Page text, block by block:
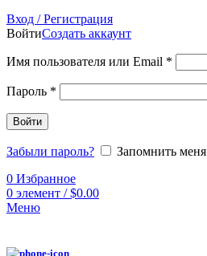
Вход / Регистрация
ВойтиСоздать аккаунт
Имя пользователя или Email *
Пароль *
Войти
Забыли пароль?
Запомнить меня
0 Избранное
0 элемент / $0.00
Меню